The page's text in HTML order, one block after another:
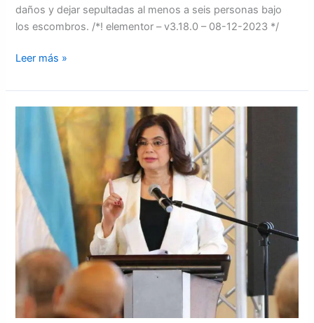
daños y dejar sepultadas al menos a seis personas bajo
los escombros. /*! elementor – v3.18.0 – 08-12-2023 */
Leer más »
Ministra
Finanzas
confirmó
su
renuncia
para
candidata
a
presidencia
de